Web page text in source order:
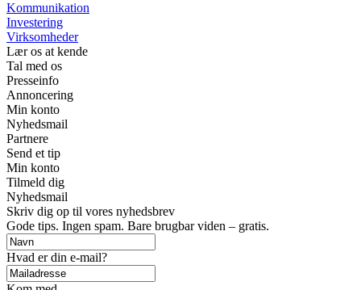
Kommunikation
Investering
Virksomheder
Lær os at kende
Tal med os
Presseinfo
Annoncering
Min konto
Nyhedsmail
Partnere
Send et tip
Min konto
Tilmeld dig
Nyhedsmail
Skriv dig op til vores nyhedsbrev
Gode tips. Ingen spam. Bare brugbar viden – gratis.
Hvad er din e-mail?